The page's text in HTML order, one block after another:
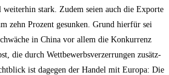
wei­ter­hin stark. Zudem sei­en auch die Expor­te
zehn Pro­zent gesun­ken. Grund hier­für sei
in Chi­na vor allem die Kon­kur­renz
die durch Wett­be­werbs­ver­zer­run­gen zusätz­
ist dage­gen der Han­del mit Euro­pa: Die